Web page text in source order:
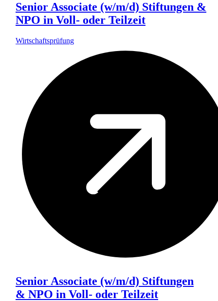
Senior Associate (w/m/d) Stiftungen &
NPO in Voll- oder Teilzeit
Wirtschaftsprüfung
Senior Associate (w/m/d) Stiftungen
& NPO in Voll- oder Teilzeit